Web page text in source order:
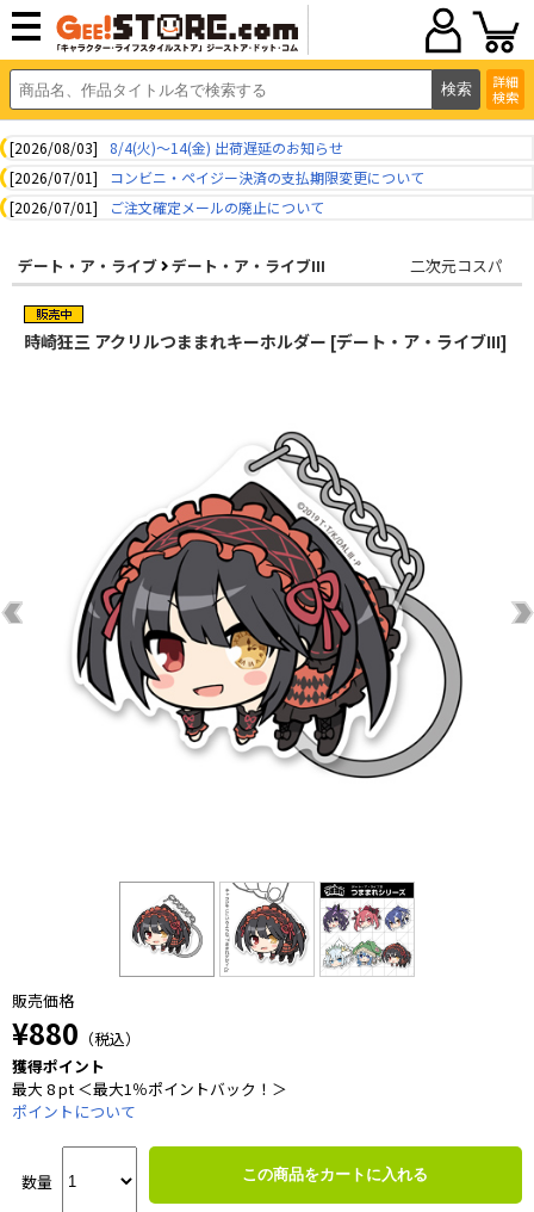
詳細
検索
[2026/08/03]
8/4(火)～14(金) 出荷遅延のお知らせ
[2026/07/01]
コンビニ・ペイジー決済の支払期限変更について
[2026/07/01]
ご注文確定メールの廃止について
デート・ア・ライブ デート・ア・ライブIII 二次元コスパ
時崎狂三 アクリルつままれキーホルダー [デート・ア・ライブIII]
販売価格
¥880 （税込）
獲得ポイント
最大 8 pt ＜最大1％ポイントバック！＞
ポイントについて
数量 この商品をカートに入れる